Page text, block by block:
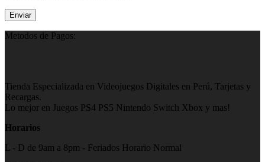
Metodos de Pagos:
Tienda Especializada en Videojuegos Digitales en Perú, Tarjetas y
Recargas.
Lo mejor en Juegos PS4 PS5 Nintendo Switch Xbox y mas!
Horarios
L - D de 9am a 8pm - Feriados Horario Normal